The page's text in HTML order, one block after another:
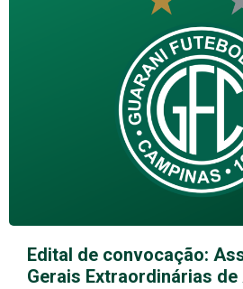
Edital de convocação:
Gerais Extraordinárias